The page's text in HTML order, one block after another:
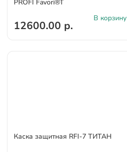
PROFI Favori®T
12600.00 р.
В корзину
Каска защитная RFI-7 ТИТАН